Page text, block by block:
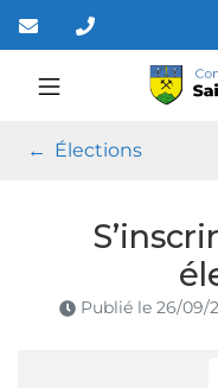
Aller
au
contenu
Élections
Publié le 26/09/